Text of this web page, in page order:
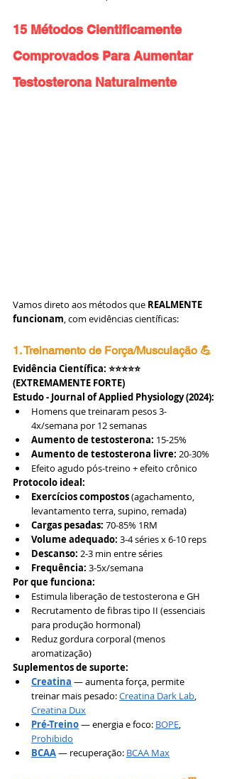
15 Métodos Cientificamente
Comprovados Para Aumentar
Testosterona Naturalmente
Vamos direto aos métodos que REALMENTE
funcionam, com evidências científicas:
1. Treinamento de Força/Musculação 💪
Evidência Científica: ⭐⭐⭐⭐⭐
(EXTREMAMENTE FORTE)
Estudo - Journal of Applied Physiology (2024):
Homens que treinaram pesos 3-
4x/semana por 12 semanas
Aumento de testosterona: 15-25%
Aumento de testosterona livre: 20-30%
Efeito agudo pós-treino + efeito crônico
Protocolo ideal:
Exercícios compostos (agachamento,
levantamento terra, supino, remada)
Cargas pesadas: 70-85% 1RM
Volume adequado: 3-4 séries x 6-10 reps
Descanso: 2-3 min entre séries
Frequência: 3-5x/semana
Por que funciona:
Estimula liberação de testosterona e GH
Recrutamento de fibras tipo II (essenciais
para produção hormonal)
Reduz gordura corporal (menos
aromatização)
Suplementos de suporte:
Creatina — aumenta força, permite
treinar mais pesado: Creatina Dark Lab,
Creatina Dux
Pré-Treino — energia e foco: BOPE,
Prohibido
BCAA — recuperação: BCAA Max